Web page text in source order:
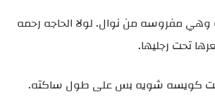
مفروسه من نوال. لولا الحاجه رحمه
تحت رجليها.
كويسه شويه بس على طول ساكته.